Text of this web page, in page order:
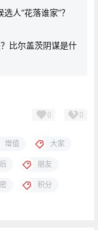
人“花落谁家”？
比尔盖茨阴谋是什
0 0
增值 大家
朋友
积分